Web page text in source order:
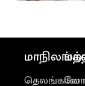
தெலங்கானா